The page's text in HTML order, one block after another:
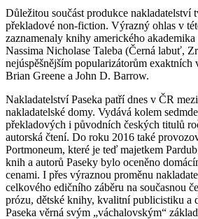
Důležitou součást produkce nakladatelství
překladové non-fiction. Výrazný ohlas v
zaznamenaly knihy amerického
Nassima Nicholase Taleba (Černá labuť,
nejúspěšnějším popularizátorům exaktních
Brian Greene a John D. Barrow.
Nakladatelství Paseka patří dnes v ČR
nakladatelské domy. Vydává kolem
překladových i původních českých titulů
autorská čtení. Do roku 2016 také
Portmoneum, které je teď majetkem
knih a autorů Paseky bylo oceněno
cenami. I přes výraznou proměnu
celkového edičního záběru na současnou
prózu, dětské knihy, kvalitní publicistiku a
Paseka věrná svým „váchalovským“